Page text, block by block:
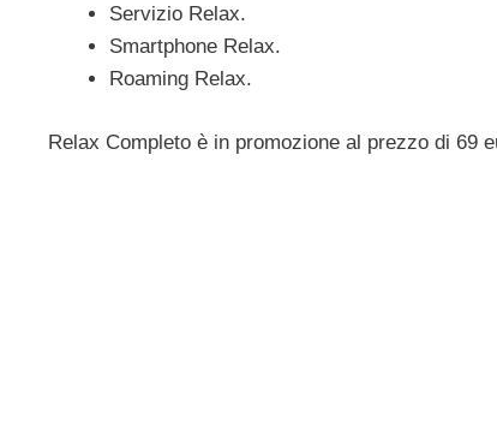
Servizio Relax.
Smartphone Relax.
Roaming Relax.
Relax Completo è in promozione al prezzo di 69